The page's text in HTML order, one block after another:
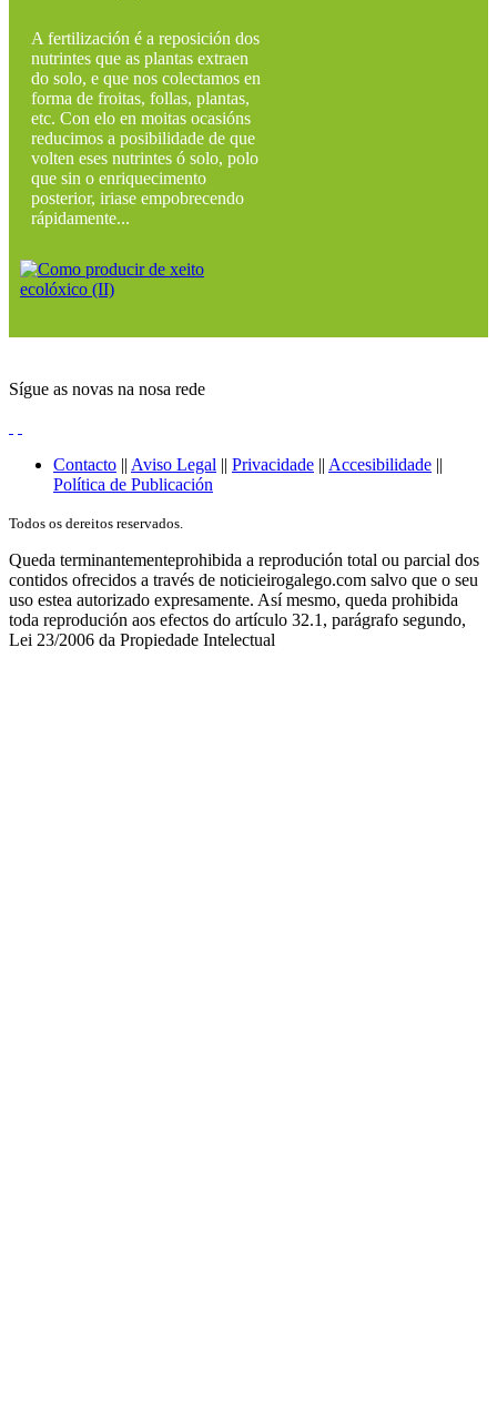
A fertilización é a reposición dos
nutrintes que as plantas extraen
do solo, e que nos colectamos en
forma de froitas, follas, plantas,
etc. Con elo en moitas ocasións
reducimos a posibilidade de que
volten eses nutrintes ó solo, polo
que sin o enriquecimento
posterior, iriase empobrecendo
rápidamente...
Sígue as novas na nosa rede
Contacto || Aviso Legal || Privacidade || Accesibilidade ||
Política de Publicación
Todos os dereitos reservados.
Queda terminantementeprohibida a reprodución total ou parcial dos
contidos ofrecidos a través de noticieirogalego.com salvo que o seu
uso estea autorizado expresamente. Así mesmo, queda prohibida
toda reprodución aos efectos do artículo 32.1, parágrafo segundo,
Lei 23/2006 da Propiedade Intelectual